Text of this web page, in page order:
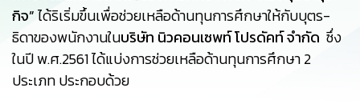
กิจ”ได้ริเริ่มขึ้นเพื่อช่วยเหลือด้านทุนการศึกษาให้กับบุตร-
ธิดาของพนักงานในบริษัท นิวคอนเซพท์ โปรดัคท์ จำกัด ซึ่ง
ในปี พ.ศ.2561 ได้แบ่งการช่วยเหลือด้านทุนการศึกษา 2
ประเภท ประกอบด้วย